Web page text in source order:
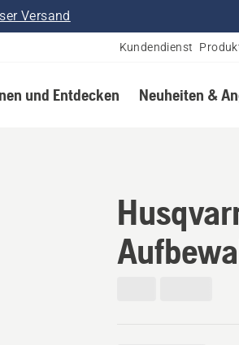
Versand
Kundendienst
und Entdecken Neuheiten &